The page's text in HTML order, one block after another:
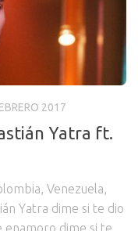
2017
Yatra ft.
Venezuela,
Yatra dime si te dio
enamoro dime si te